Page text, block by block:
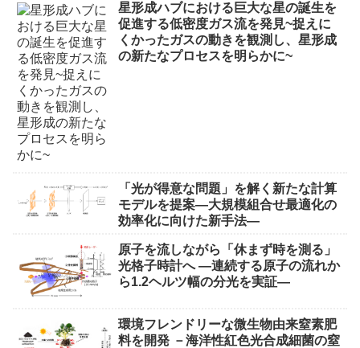
星形成ハブにおける巨大な星の誕生を
促進する低密度ガス流を発見~捉えに
くかったガスの動きを観測し、星形成
の新たなプロセスを明らかに~
「光が得意な問題」を解く新たな計算
モデルを提案―大規模組合せ最適化の
効率化に向けた新手法―
原子を流しながら「休まず時を測る」
光格子時計へ ―連続する原子の流れか
ら1.2ヘルツ幅の分光を実証―
環境フレンドリーな微生物由来窒素肥
料を開発 －海洋性紅色光合成細菌の窒